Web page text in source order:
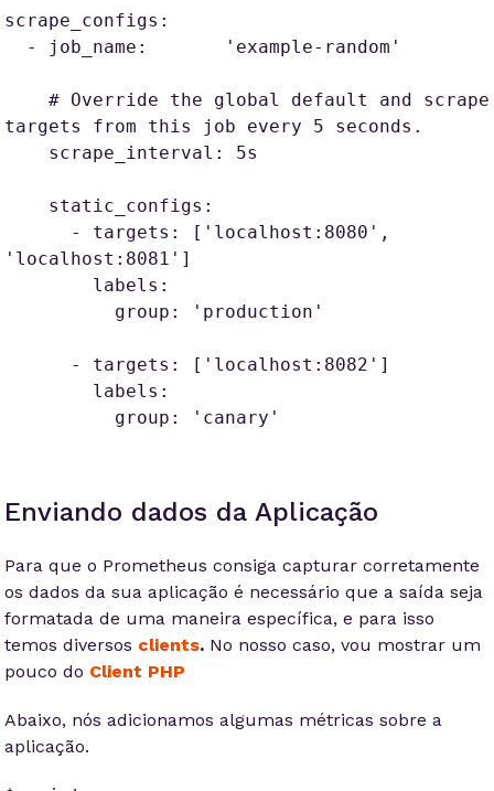
scrape_configs:
targets from this job every 5 seconds.
'localhost:8081']
          group: 'canary'
Enviando dados da Aplicação
Para que o Prometheus consiga capturar corretamente
os dados da sua aplicação é necessário que a saída seja
formatada de uma maneira específica, e para isso
temos diversos clients. No nosso caso, vou mostrar um
pouco do Client PHP
Abaixo, nós adicionamos algumas métricas sobre a
aplicação.